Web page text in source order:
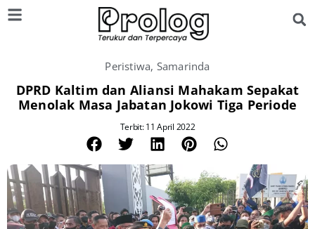
Peristiwa, Samarinda
DPRD Kaltim dan Aliansi Mahakam Sepakat
Menolak Masa Jabatan Jokowi Tiga Periode
Terbit: 11 April 2022